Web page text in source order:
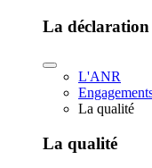
La déclaration
L'ANR
La qualité
La qualité